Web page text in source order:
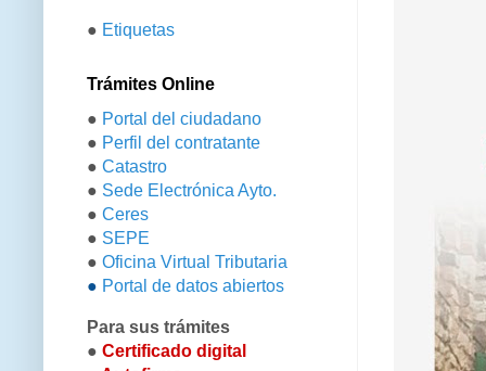
● Etiquetas
Trámites Online
● Portal del ciudadano
● Perfil del contratante
● Catastro
● Sede Electrónica Ayto.
● Ceres
● SEPE
● Oficina Virtual Tributaria
● Portal de datos abiertos
Para sus trámites
● Certificado digital